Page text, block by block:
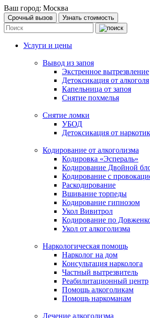
Ваш город: Москва
Срочный вызов Узнать стоимость
Услуги и цены
Вывод из запоя
Экстренное вытрезвление
Детоксикация от алкоголя
Капельница от запоя
Снятие похмелья
Снятие ломки
УБОД
Детоксикация от
Кодирование от алкоголизма
Кодировка «Эспераль»
Кодирование Двойной
Кодирование с
Раскодирование
Вшивание торпеды
Кодирование гипнозом
Укол Вивитрол
Кодирование по
Укол от алкоголизма
Наркологическая помощь
Нарколог на дом
Консультация нарколога
Частный вытрезвитель
Реабилитационный центр
Помощь алкоголикам
Помощь наркоманам
Лечение алкоголизма